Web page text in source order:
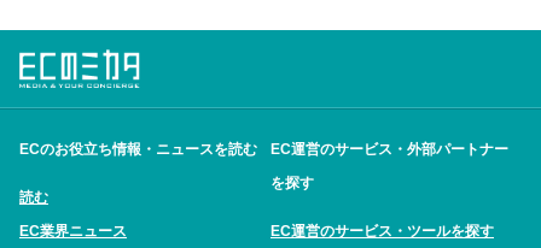
ECのお役立ち情報・ニュースを読む
読む
EC業界ニュース
EC運営のサービス・外部パートナー
を探す
EC運営のサービス・ツールを探す